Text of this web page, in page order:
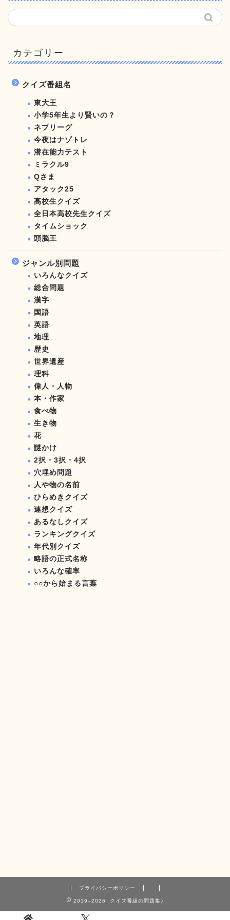
カテゴリー
クイズ番組名
東大王
小学5年生より賢いの？
ネプリーグ
今夜はナゾトレ
潜在能力テスト
ミラクル9
Qさま
アタック25
高校生クイズ
全日本高校先生クイズ
タイムショック
頭脳王
ジャンル別問題
いろんなクイズ
総合問題
漢字
国語
英語
地理
歴史
世界遺産
理科
偉人・人物
本・作家
食べ物
生き物
花
謎かけ
2択・3択・4択
穴埋め問題
人や物の名前
ひらめきクイズ
連想クイズ
あるなしクイズ
ランキングクイズ
年代別クイズ
略語の正式名称
いろんな確率
○○から始まる言葉
プライバシーポリシー
2019–2026 クイズ番組の問題集♪